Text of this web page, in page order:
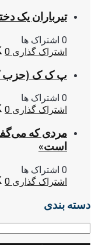
تیرباران یک
0 اشتراک ها
اشتراک گذاری 0
پ ک ک (حزب
0 اشتراک ها
اشتراک گذاری 0
مردی که
است»
0 اشتراک ها
اشتراک گذاری 0
دسته بندی